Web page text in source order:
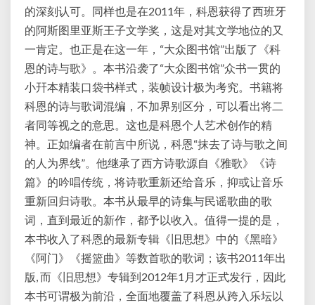
的深刻认可。同样也是在2011年，科恩获得了西班牙
的阿斯图里亚斯王子文学奖，这是对其文学地位的又
一肯定。也正是在这一年，“大众图书馆”出版了《科
恩的诗与歌》。本书沿袭了“大众图书馆”众书一贯的
小幵本精装口袋书样式，装帧设计极为考究。书籍将
科恩的诗与歌词混编，不加界别区分，可以看出将二
者同等视之的意思。这也是科恩个人艺术创作的精
神。正如编者在前言中所说，科恩“抹去了诗与歌之间
的人为界线”。他继承了西方诗歌源自《雅歌》《诗
篇》的吟唱传统，将诗歌重新还给音乐，抑或让音乐
重新回归诗歌。本书从最早的诗集与民谣歌曲的歌
词，直到最近的新作，都予以收入。值得一提的是，
本书收入了科恩的最新专辑《旧思想》中的《黑暗》
《阿门》《摇篮曲》等数首歌的歌词；该书2011年出
版, 而《旧思想》专辑到2012年1月才正式发行，因此
本书可谓极为前沿，全面地覆盖了科恩从跨入乐坛以